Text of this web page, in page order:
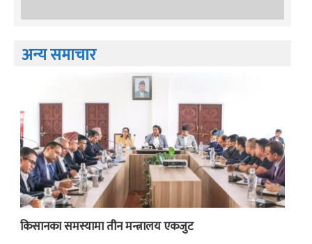
अन्य समाचार
किसानका समस्यामा तीन मन्त्रालय एकजुट